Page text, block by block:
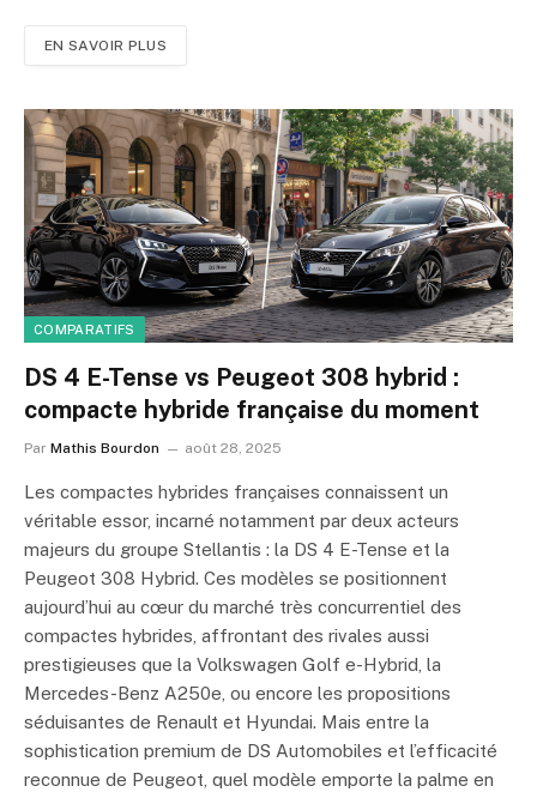
EN SAVOIR PLUS
COMPARATIFS
DS 4 E-Tense vs Peugeot 308 hybrid :
compacte hybride française du moment
Par Mathis Bourdon août 28, 2025
Les compactes hybrides françaises connaissent un
véritable essor, incarné notamment par deux acteurs
majeurs du groupe Stellantis : la DS 4 E-Tense et la
Peugeot 308 Hybrid. Ces modèles se positionnent
aujourd’hui au cœur du marché très concurrentiel des
compactes hybrides, affrontant des rivales aussi
prestigieuses que la Volkswagen Golf e-Hybrid, la
Mercedes-Benz A250e, ou encore les propositions
séduisantes de Renault et Hyundai. Mais entre la
sophistication premium de DS Automobiles et l’efficacité
reconnue de Peugeot, quel modèle emporte la palme en